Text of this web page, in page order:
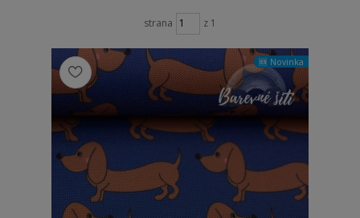
strana z 1
🆕 Novinka